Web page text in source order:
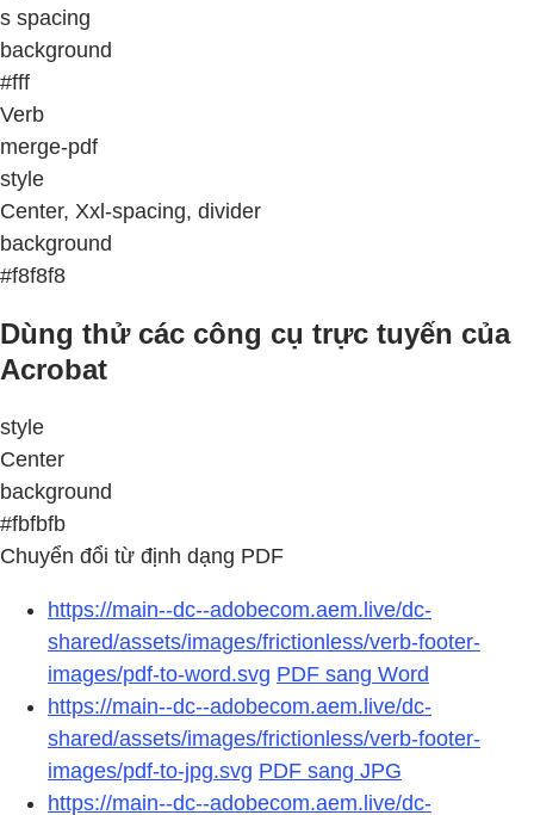
s spacing
background
#fff
Verb
merge-pdf
style
Center, Xxl-spacing, divider
background
#f8f8f8
Dùng thử các công cụ trực tuyến của
Acrobat
style
Center
background
#fbfbfb
Chuyển đổi từ định dạng PDF
https://main--dc--adobecom.aem.live/dc-
shared/assets/images/frictionless/verb-footer-
images/pdf-to-word.svg PDF sang Word
https://main--dc--adobecom.aem.live/dc-
shared/assets/images/frictionless/verb-footer-
images/pdf-to-jpg.svg PDF sang JPG
https://main--dc--adobecom.aem.live/dc-